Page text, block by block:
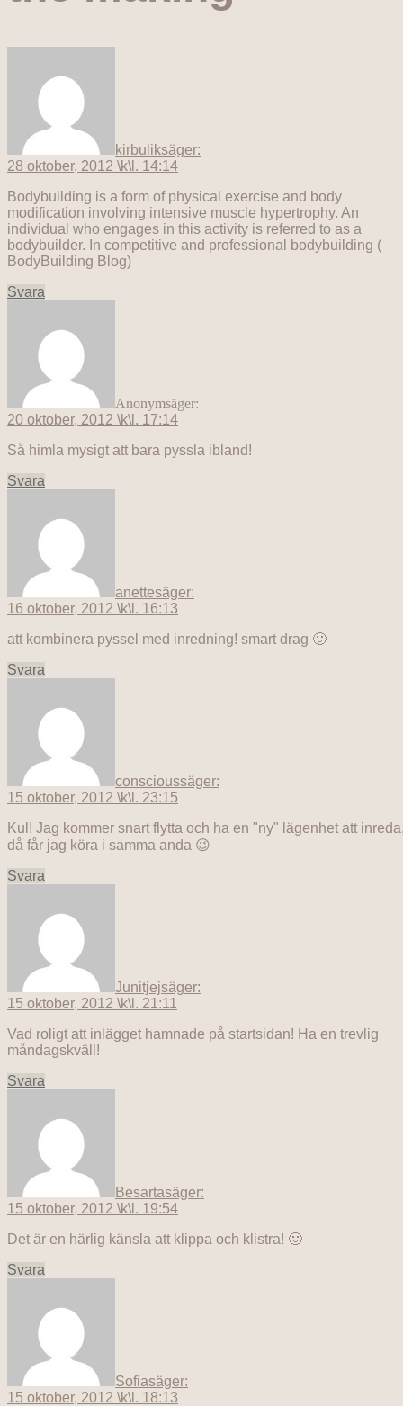
kirbuliksäger:
28 oktober, 2012 \k\l. 14:14
Bodybuilding is a form of physical exercise and body
modification involving intensive muscle hypertrophy. An
individual who engages in this activity is referred to as a
bodybuilder. In competitive and professional bodybuilding (
BodyBuilding Blog)
Svara
Anonymsäger:
20 oktober, 2012 \k\l. 17:14
Så himla mysigt att bara pyssla ibland!
Svara
anettesäger:
16 oktober, 2012 \k\l. 16:13
att kombinera pyssel med inredning! smart drag 🙂
Svara
conscioussäger:
15 oktober, 2012 \k\l. 23:15
Kul! Jag kommer snart flytta och ha en "ny" lägenhet att
då får jag köra i samma anda 😉
Svara
Junitjejsäger:
15 oktober, 2012 \k\l. 21:11
Vad roligt att inlägget hamnade på startsidan! Ha en trevlig
måndagskväll!
Svara
Besartasäger:
15 oktober, 2012 \k\l. 19:54
Det är en härlig känsla att klippa och klistra! 🙂
Svara
Sofiasäger:
15 oktober, 2012 \k\l. 18:13